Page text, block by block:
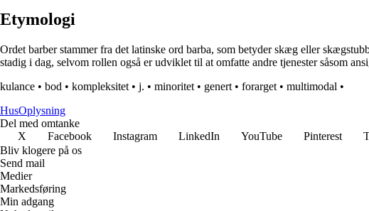
Etymologi
Ordet barber stammer fra det latinske ord barba, som betyder skæg eller
stadig i dag, selvom rollen også er udviklet til at omfatte andre tjenester såsom
kulance • bod • kompleksitet • j. • minoritet • genert • forarget • multimodal •
HusOplysning
Del med omtanke
X
Facebook Instagram LinkedIn YouTube Pinterest
Bliv klogere på os
Send mail
Medier
Markedsføring
Min adgang